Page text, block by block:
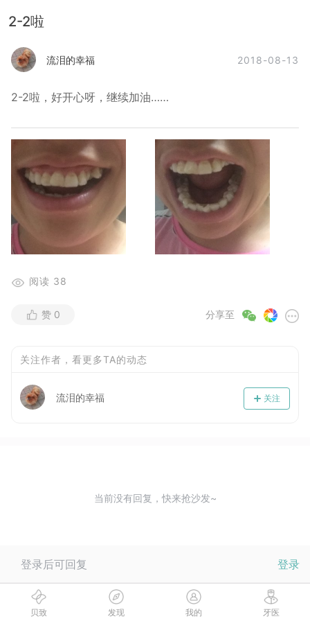
2-2啦
流泪的幸福 2018-08-13
2-2啦，好开心呀，继续加油……
阅读 38
分享至
赞 0
关注作者，看更多TA的动态
关注
流泪的幸福
当前没有回复，快来抢沙发~
登录后可回复 登录
贝致 发现 我的 牙医